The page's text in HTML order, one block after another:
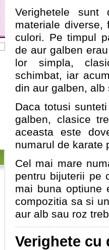
Verighetele
materiale diverse,
culori. Pe timpul
de aur galben
lor simpla,
schimbat, iar
din aur galben,
Daca totusi
galben, clasice
aceasta este
numarul de karate
Cel mai mare
pentru bijuterii pe
mai buna optiune
compozitia sa si
aur alb sau roz
Verighete cu